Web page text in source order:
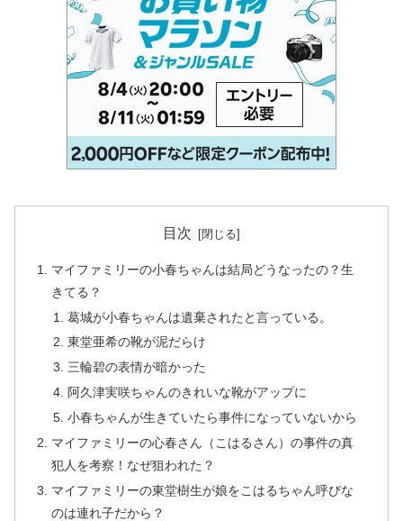
目次
マイファミリーの小春ちゃんは結局どうなったの？生
きてる？
葛城が小春ちゃんは遺棄されたと言っている。
東堂亜希の靴が泥だらけ
三輪碧の表情が暗かった
阿久津実咲ちゃんのきれいな靴がアップに
小春ちゃんが生きていたら事件になっていないから
マイファミリーの心春さん（こはるさん）の事件の真
犯人を考察！なぜ狙われた？
マイファミリーの東堂樹生が娘をこはるちゃん呼びな
のは連れ子だから？